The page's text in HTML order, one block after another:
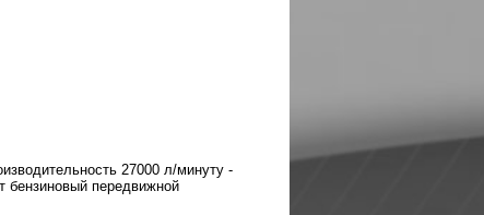
27000 л/минуту -
бензиновый передвижной